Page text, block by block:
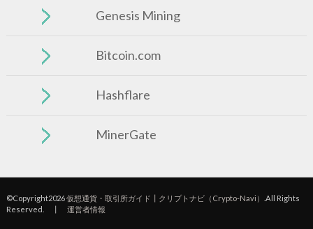
Genesis Mining
Bitcoin.com
Hashflare
MinerGate
©Copyright2026仮想通貨・取引所ガイド┃クリプトナビ（Crypto-Navi）
.All Rights
Reserved. ┃ 運営者情報